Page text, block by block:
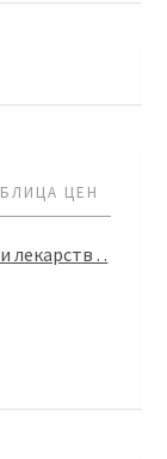
ЦЕН
лекарств . .